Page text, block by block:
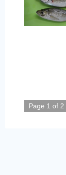
Page 1 of 2